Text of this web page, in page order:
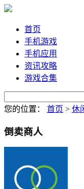
首页
手机游戏
手机应用
资讯攻略
游戏合集
您的位置： 首页 > 休
倒卖商人